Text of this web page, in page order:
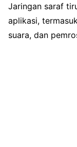
Jaringan saraf
aplikasi,
suara, dan